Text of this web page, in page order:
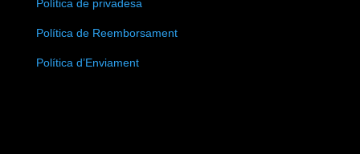
Política de privadesa
Política de Reemborsament
Política d’Enviament